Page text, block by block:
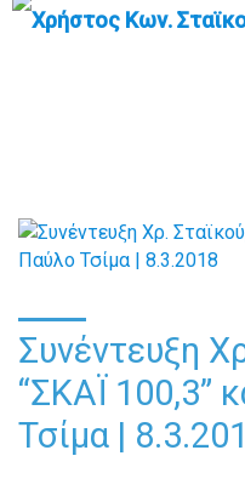
Συνέντευξη
“ΣΚΑΪ 100,3”
Τσίμα |